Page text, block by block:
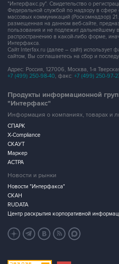
"Интерфакс.ру". Свидетельство о
Федеральной службой по надзору в
массовых коммуникаций (Роскомнадзор)
размещенная на данном веб-сайте,
пользования и не подлежит дальнейшему
распространению в какой-либо форме,
Интерфакса.
Сайт Interfax.ru (далее – сайт) использует
сайтом, Вы соглашаетесь на сбор и
Адрес: Россия, 127006, Москва, 1-я
+7 (499) 250-98-40, факс: +7 (499) 250-97-
Продукты информационной
"Интерфакс"
Информация о компаниях, товарах и
СПАРК
X-Compliance
СКАУТ
Маркер
АСТРА
Новости и рынки
Новости "Интерфакса"
СКАН
RUDATA
Центр раскрытия корпоративной